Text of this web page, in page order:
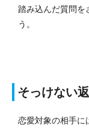
踏み込んだ質問を
う。
そっけない
恋愛対象の相手に